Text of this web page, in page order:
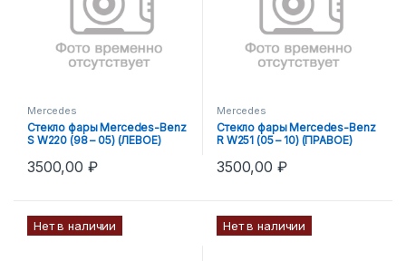
Mercedes
Стекло фары Mercedes-Benz
S W220 (98 – 05) (ЛЕВОЕ)
3500,00 ₽
Mercedes
Стекло фары Mercedes-Benz
R W251 (05 – 10) (ПРАВОЕ)
3500,00 ₽
Нет в наличии Нет в наличии